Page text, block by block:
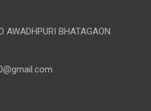
AWADHPURI BHATAGAON